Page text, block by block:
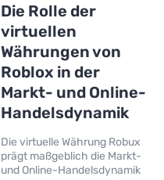
Die Rolle der
virtuellen
Währungen von
Roblox in der
Markt- und Online-
Handelsdynamik
Die virtuelle Währung Robux
prägt maßgeblich die Markt-
und Online-Handelsdynamik